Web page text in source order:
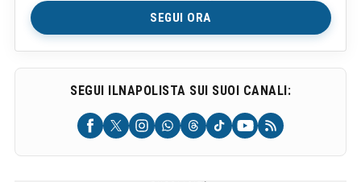
SEGUI ORA
SEGUI ILNAPOLISTA SUI SUOI CANALI: